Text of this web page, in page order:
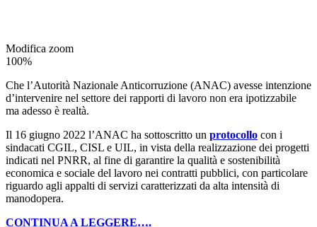
Modifica zoom
100%
Che l’Autorità Nazionale Anticorruzione (ANAC) avesse intenzione
d’intervenire nel settore dei rapporti di lavoro non era ipotizzabile
ma adesso è realtà.
Il 16 giugno 2022 l’ANAC ha sottoscritto un protocollo con i
sindacati CGIL, CISL e UIL, in vista della realizzazione dei progetti
indicati nel PNRR, al fine di garantire la qualità e sostenibilità
economica e sociale del lavoro nei contratti pubblici, con particolare
riguardo agli appalti di servizi caratterizzati da alta intensità di
manodopera.
CONTINUA A LEGGERE….